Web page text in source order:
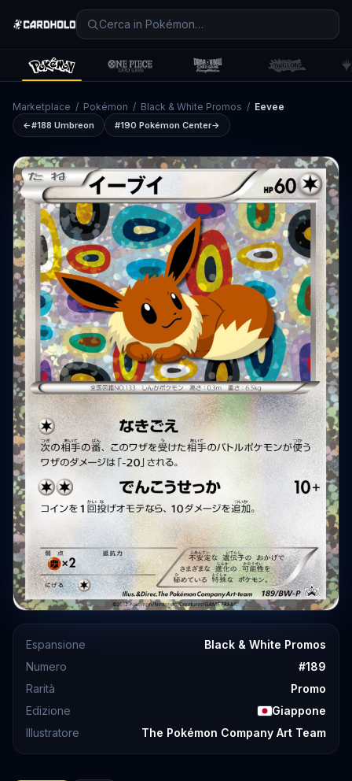
Marketplace / Pokémon / Black & White Promos / Eevee
←#188 Umbreon #190 Pokémon Center→
Espansione
Black & White Promos
Numero
#189
Rarità
Promo
Edizione
Giappone
Illustratore
The Pokémon Company Art Team